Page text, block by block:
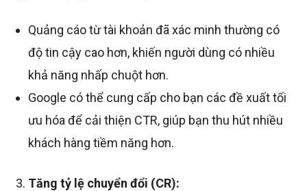
Quảng cáo từ tài khoản đã xác minh thường có
độ tin cậy cao hơn, khiến người dùng có nhiều
khả năng nhấp chuột hơn.
Google có thể cung cấp cho bạn các đề xuất tối
ưu hóa để cải thiện CTR, giúp bạn thu hút nhiều
khách hàng tiềm năng hơn.
Tăng tỷ lệ chuyển đổi (CR):